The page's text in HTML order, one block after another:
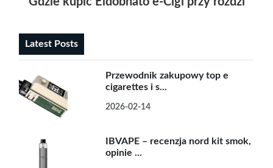
Latest Posts
Przewodnik zakupowy top e
cigarettes i s...
2026-02-14
IBVAPE – recenzja nord kit smok,
opinie ...